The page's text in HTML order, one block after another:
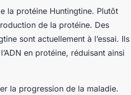
la protéine Huntingtine. Plutôt
de la protéine. Des
sont actuellement à l’essai. Ils
en protéine, réduisant ainsi
la progression de la maladie.